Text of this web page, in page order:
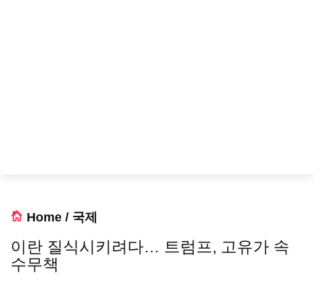
Home / 국제
이란 질식시키려다… 트럼프, 고유가 속
수무책